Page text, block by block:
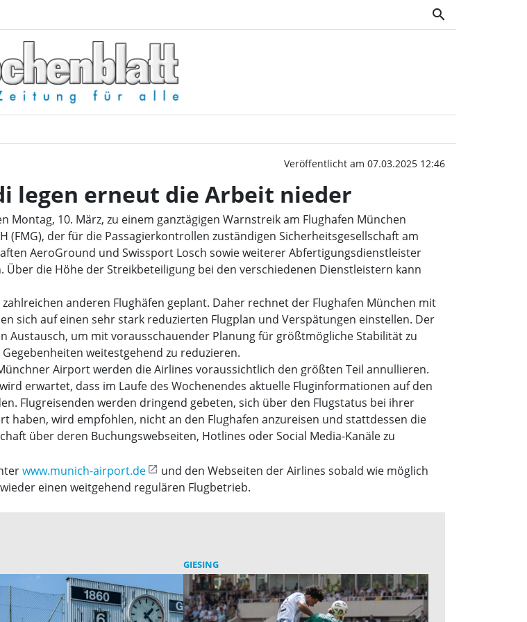
search
Beschaftigte der ver.di legen erneut
Veröffentlicht am 07.03.2025 12:46
legen erneut die Arbeit nieder
10. März, zu einem ganztägigen Warnstreik am Flughafen München
der für die Passagierkontrollen zuständigen Sicherheitsgesellschaft am
AeroGround und Swissport Losch sowie weiterer Abfertigungsdienstleister
die Höhe der Streikbeteiligung bei den verschiedenen Dienstleistern kann
anderen Flughäfen geplant. Daher rechnet der Flughafen München mit
sich auf einen sehr stark reduzierten Flugplan und Verspätungen einstellen. Der
Austausch, um mit vorausschauender Planung für größtmögliche Stabilität zu
weitestgehend zu reduzieren.
Airport werden die Airlines voraussichtlich den größten Teil annullieren.
erwartet, dass im Laufe des Wochenendes aktuelle Fluginformationen auf den
Flugreisenden werden dringend gebeten, sich über den Flugstatus bei ihrer
haben, wird empfohlen, nicht an den Flughafen anzureisen und stattdessen die
über deren Buchungswebseiten, Hotlines oder Social Media-Kanäle zu
www.munich-airport.de
und den Webseiten der Airlines sobald wie möglich
einen weitgehend regulären Flugbetrieb.
GIESING